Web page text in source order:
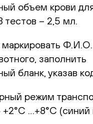
объем крови
тестов – 2,5 мл.
заполнить
бланк, указав
режим
…+8°С (синий